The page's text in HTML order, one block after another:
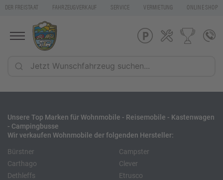
DER FREISTAAT FAHRZEUGVERKAUF SERVICE VERMIETUNG ONLINE SHOP
Unsere Top Marken für Wohnmobile - Reisemobile - Kastenwagen
- Campingbusse
Wir verkaufen Wohnmobile der folgenden Hersteller:
Bürstner
Carthago
Dethleffs
Campster
Clever
Etrusco